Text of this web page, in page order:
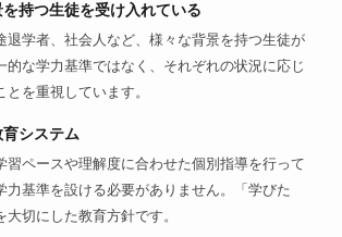
持つ生徒を受け入れている
退学者、社会人など、様々な背景を持つ生徒が
的な学力基準ではなく、それぞれの状況に応じ
を重視しています。
システム
習ペースや理解度に合わせた個別指導を行って
力基準を設ける必要がありません。「学びた
切にした教育方針です。